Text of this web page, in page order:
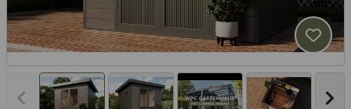
Vorheriges Bild anzeigen